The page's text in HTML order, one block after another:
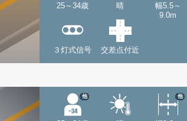
25～34歳 晴
幅5.5～
9.0m
３灯式信号 交差点付近
他 他